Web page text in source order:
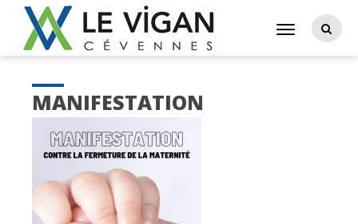
MANIFESTATION